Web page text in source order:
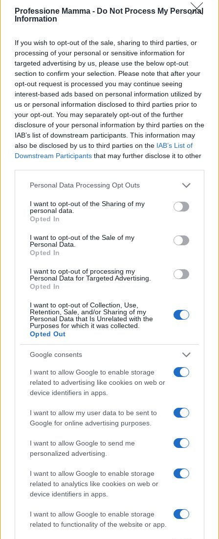
Professione Mamma - Do Not Process My Personal
Information
If you wish to opt-out of the sale, sharing to third parties, or
processing of your personal or sensitive information for
targeted advertising by us, please use the below opt-out
section to confirm your selection. Please note that after your
opt-out request is processed you may continue seeing
interest-based ads based on personal information utilized by
us or personal information disclosed to third parties prior to
your opt-out. You may separately opt-out of the further
disclosure of your personal information by third parties on the
IAB’s list of downstream participants. This information may
also be disclosed by us to third parties on the IAB’s List of
Downstream Participants that may further disclose it to other
Please note that this website/app uses one or more Google
not limited to your visit or usage behaviour. You may click to
grant or deny consent to Google and its third-party tags to
use your data for below specified purposes in below Google
consent section.
Personal Data Processing Opt Outs
I want to opt-out of the Sharing of my
personal data.
Opted In
I want to opt-out of the Sale of my
Personal Data.
Opted In
I want to opt-out of processing my
Personal Data for Targeted Advertising.
Opted In
I want to opt-out of Collection, Use,
Retention, Sale, and/or Sharing of my
Personal Data that Is Unrelated with the
Purposes for which it was collected.
Opted Out
Google consents
I want to allow Google to enable storage
related to advertising like cookies on web or
device identifiers in apps.
I want to allow my user data to be sent to
Google for online advertising purposes.
I want to allow Google to send me
personalized advertising.
I want to allow Google to enable storage
related to analytics like cookies on web or
device identifiers in apps.
I want to allow Google to enable storage
related to functionality of the website or app.
CONSIGLI PER LE MAMME
Guida al rientro al lavoro dopo maternità: equilibrio
reale
CONSIGLI PER LE MAMME
Vacanze con bambini: guida pratica a farmaci,
documenti e benessere
Roberto Capelli · 23 Lug 2026
Solitudine materna: come riconoscerla e cosa fare
Guida al rientro al lavoro dopo maternità: equilibrio
reale
Vacanze con bambini: guida pratica a farmaci,
documenti e benessere
Come proteggere il legame con i propri figli dallo